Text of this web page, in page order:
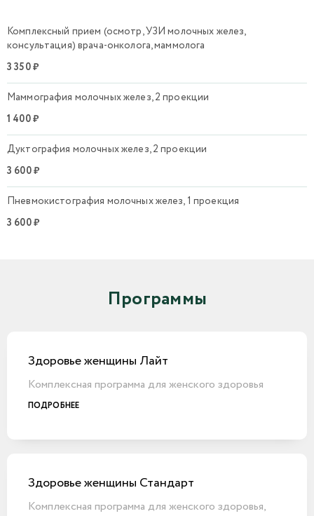
Комплексный прием (осмотр, УЗИ молочных желез,
консультация) врача-онколога, маммолога
3 350 ₽
Маммография молочных желез, 2 проекции
1 400 ₽
Дуктография молочных желез, 2 проекции
3 600 ₽
Пневмокистография молочных желез, 1 проекция
3 600 ₽
Программы
Здоровье женщины Лайт
Комплексная программа для женского здоровья
ПОДРОБНЕЕ
Здоровье женщины Стандарт
Комплексная программа для женского здоровья,